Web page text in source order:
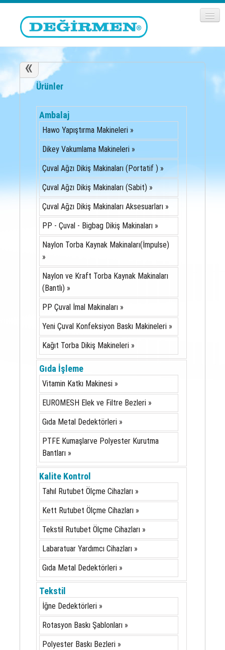
«
Ürünler
Ambalaj
Hawo Yapıştırma Makineleri »
Dikey Vakumlama Makineleri »
Çuval Ağzı Dikiş Makinaları (Portatif ) »
Çuval Ağzı Dikiş Makinaları (Sabit) »
Çuval Ağzı Dikiş Makinaları Aksesuarları »
PP - Çuval - Bigbag Dikiş Makinaları »
Naylon Torba Kaynak Makinaları(İmpulse)
»
Naylon ve Kraft Torba Kaynak Makinaları
(Bantlı) »
PP Çuval İmal Makinaları »
Yeni Çuval Konfeksiyon Baskı Makineleri »
Kağıt Torba Dikiş Makineleri »
Gıda İşleme
Vitamin Katkı Makinesi »
EUROMESH Elek ve Filtre Bezleri »
Gıda Metal Dedektörleri »
PTFE Kumaşlarve Polyester Kurutma
Bantları »
Kalite Kontrol
Tahıl Rutubet Ölçme Cihazları »
Kett Rutubet Ölçme Cihazları »
Tekstil Rutubet Ölçme Cihazları »
Labaratuar Yardımcı Cihazları »
Gıda Metal Dedektörleri »
Tekstil
İğne Dedektörleri »
Rotasyon Baskı Şablonları »
Polyester Baskı Bezleri »